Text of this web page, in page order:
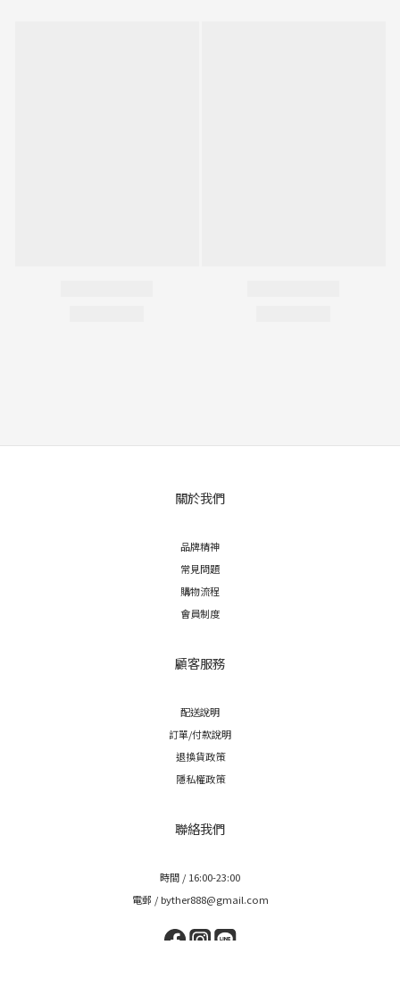
關於我們
品牌精神
常見問題
購物流程
會員制度
顧客服務
配送說明
訂單/付款說明
退換貨政策
隱私權政策
聯絡我們
時間 / 16:00-23:00
電郵 / byther888@gmail.com